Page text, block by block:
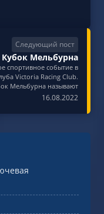
Следующий пост
Кубок Мельбурна
спортивное событие в
Victoria Racing Club.
Мельбурна называют
16.08.2022